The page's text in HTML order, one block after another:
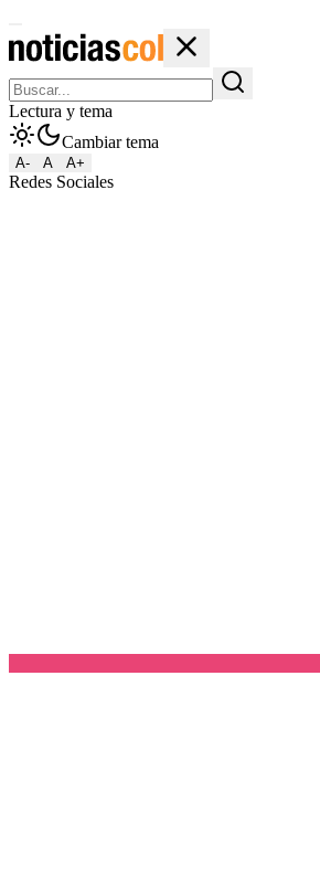
Lectura y tema
Cambiar tema
A- A A+
Redes Sociales